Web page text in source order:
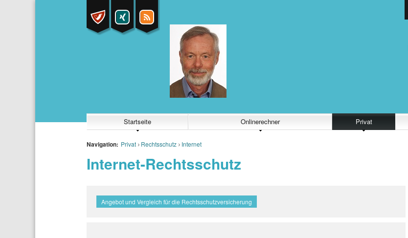
Startseite Onlinerechner Privat
Navigation: Privat Rechtsschutz Internet
Internet-Rechtsschutz
Angebot und Vergleich für die Rechtsschutzversicherung